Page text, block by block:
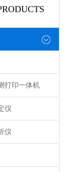
打印一体机
仪
仪